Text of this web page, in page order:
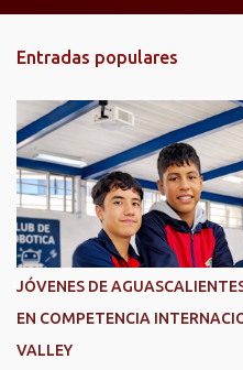
n
t
i
o
s
Entradas populares
JÓVENES DE
EN COMPETENCIA
VALLEY